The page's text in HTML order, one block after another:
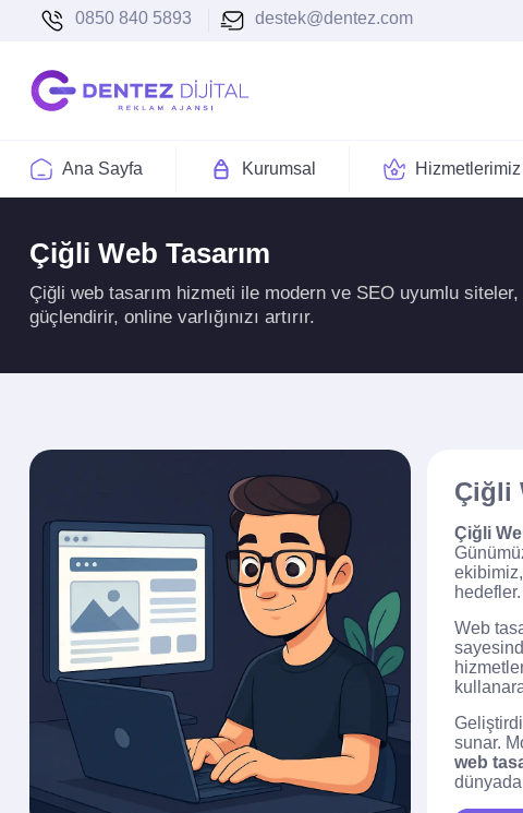
0850 840 5893 destek@dentez.com
Ana Sayfa Kurumsal Hizmetlerimiz
Çiğli Web Tasarım
Çiğli web tasarım hizmeti ile modern ve SEO uyumlu
güçlendirir, online varlığınızı artırır.
Çiğli
Çiğli
hedefler.
Web
sunar.
web